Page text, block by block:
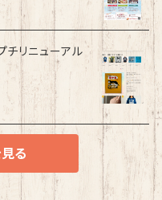
チリニューアル
る